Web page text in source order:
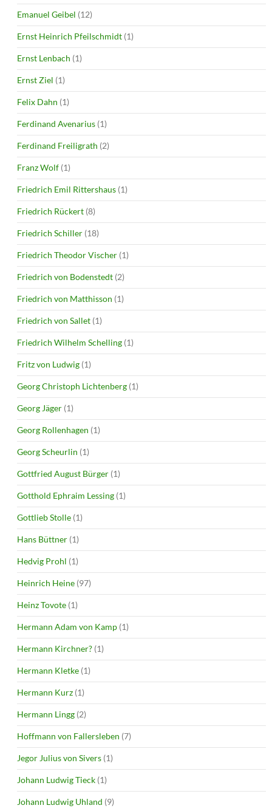
Emanuel Geibel (12)
Ernst Heinrich Pfeilschmidt (1)
Ernst Lenbach (1)
Ernst Ziel (1)
Felix Dahn (1)
Ferdinand Avenarius (1)
Ferdinand Freiligrath (2)
Franz Wolf (1)
Friedrich Emil Rittershaus (1)
Friedrich Rückert (8)
Friedrich Schiller (18)
Friedrich Theodor Vischer (1)
Friedrich von Bodenstedt (2)
Friedrich von Matthisson (1)
Friedrich von Sallet (1)
Friedrich Wilhelm Schelling (1)
Fritz von Ludwig (1)
Georg Christoph Lichtenberg (1)
Georg Jäger (1)
Georg Rollenhagen (1)
Georg Scheurlin (1)
Gottfried August Bürger (1)
Gotthold Ephraim Lessing (1)
Gottlieb Stolle (1)
Hans Büttner (1)
Hedvig Prohl (1)
Heinrich Heine (97)
Heinz Tovote (1)
Hermann Adam von Kamp (1)
Hermann Kirchner? (1)
Hermann Kletke (1)
Hermann Kurz (1)
Hermann Lingg (2)
Hoffmann von Fallersleben (7)
Jegor Julius von Sivers (1)
Johann Ludwig Tieck (1)
Johann Ludwig Uhland (9)